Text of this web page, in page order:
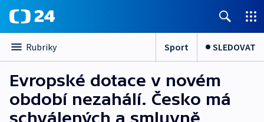
Rubriky Sport SLEDOVAT
Evropské dotace v novém
období nezahálí. Česko má
schválených a smluvně